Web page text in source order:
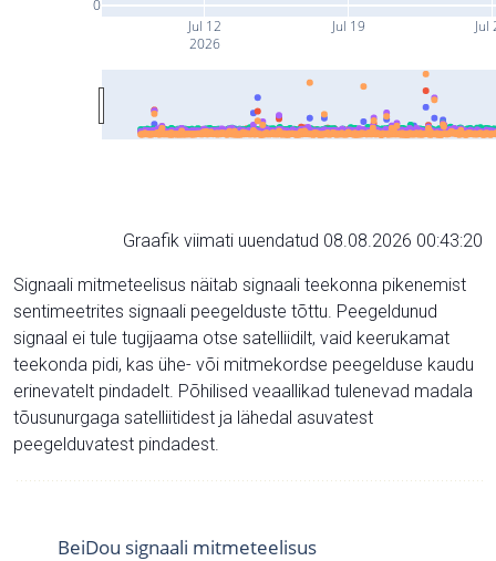
Jul 12
2026
Jul 19 Jul
0
Graafik viimati uuendatud 08.08.2026 00:43:20
Signaali mitmeteelisus näitab signaali teekonna pikenemist
sentimeetrites signaali peegelduste tõttu. Peegeldunud
signaal ei tule tugijaama otse satelliidilt, vaid keerukamat
teekonda pidi, kas ühe- või mitmekordse peegelduse kaudu
erinevatelt pindadelt. Põhilised veaallikad tulenevad madala
tõusunurgaga satelliitidest ja lähedal asuvatest
peegelduvatest pindadest.
BeiDou signaali mitmeteelisus